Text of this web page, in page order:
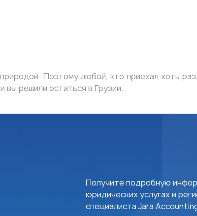
Поэтому любой, кто приехал хоть
решили остаться в Грузии.
Получите подробную
юридических услугах и
специалиста Jara